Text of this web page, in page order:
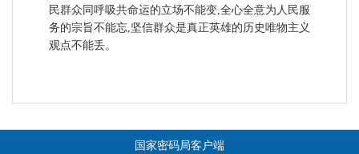
民群众同呼吸共命运的立场不能变,全心全意为人民服
务的宗旨不能忘,坚信群众是真正英雄的历史唯物主义
观点不能丢。
国家密码局客户端